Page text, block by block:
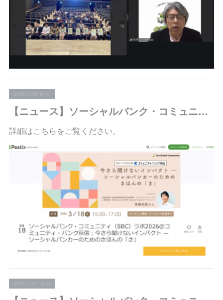
2026.01.08 13:30
【ニュース】ソーシャルバンク・コミュニティ：「SBCラボ2026＠コミュニティ・バンク京信：今さら聞けないインパクト ― ソーシャルバンカーのためのきほんの『き』」の参加者募集を開始しました
詳細はこちらをご覧ください。
2026.01.07 14:20